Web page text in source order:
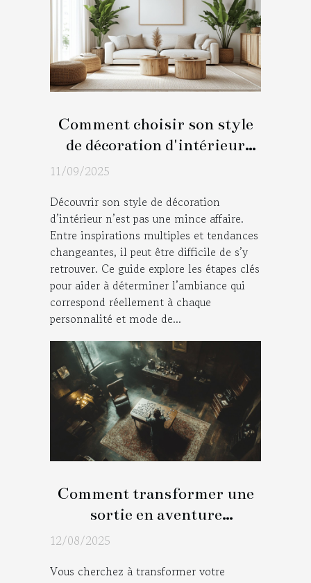
Comment choisir son style
de décoration d'intérieur
11/09/2025
Découvrir son style de décoration
d’intérieur n’est pas une mince affaire.
Entre inspirations multiples et tendances
changeantes, il peut être difficile de s’y
retrouver. Ce guide explore les étapes clés
pour aider à déterminer l’ambiance qui
correspond réellement à chaque
personnalité et mode de...
Comment transformer une
sortie en aventure
immersive avec un jeu
12/08/2025
Vous cherchez à transformer votre